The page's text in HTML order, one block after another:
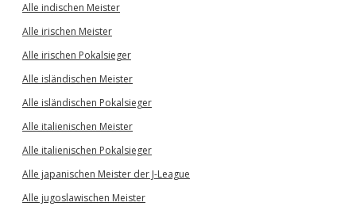
Alle indischen Meister
Alle irischen Meister
Alle irischen Pokalsieger
Alle isländischen Meister
Alle isländischen Pokalsieger
Alle italienischen Meister
Alle italienischen Pokalsieger
Alle japanischen Meister der J-League
Alle jugoslawischen Meister